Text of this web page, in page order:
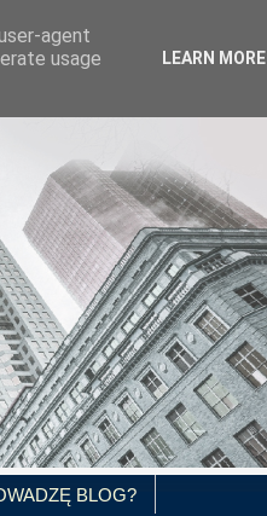
BLOG?
agent
usage
LEARN MORE